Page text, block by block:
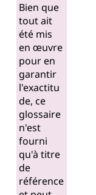
Bien que
tout ait
été mis
en œuvre
pour en
garantir
l'exactitu
de, ce
glossaire
n'est
fourni
qu'à titre
de
référence